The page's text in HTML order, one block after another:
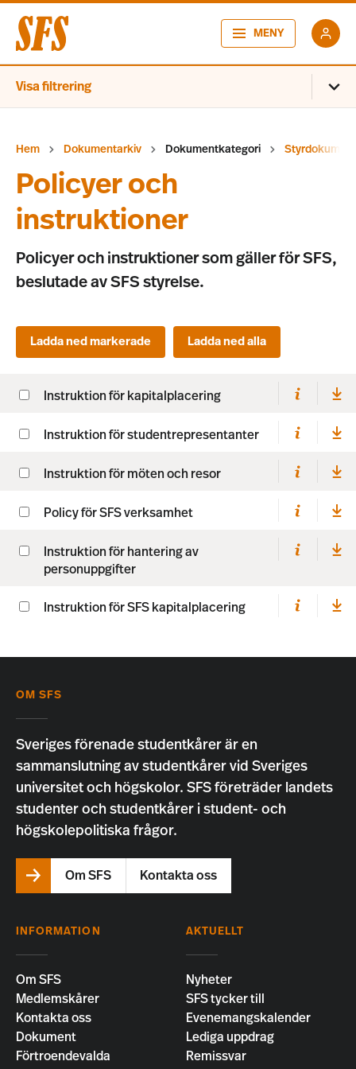
MENY
Visa filtrering
Hem Dokumentarkiv Dokumentkategori Styrdokument
Policyer och
instruktioner
Policyer och instruktioner som gäller för SFS,
beslutade av SFS styrelse.
Instruktion för kapitalplacering
Instruktion för studentrepresentanter
Instruktion för möten och resor
Policy för SFS verksamhet
Instruktion för hantering av
personuppgifter
Instruktion för SFS kapitalplacering
OM SFS
Sveriges förenade studentkårer är en
sammanslutning av studentkårer vid Sveriges
universitet och högskolor. SFS företräder landets
studenter och studentkårer i student- och
högskolepolitiska frågor.
Om SFS Kontakta oss
INFORMATION
Om SFS
Medlemskårer
Kontakta oss
Dokument
Förtroendevalda
AKTUELLT
Nyheter
SFS tycker till
Evenemangskalender
Lediga uppdrag
Remissvar